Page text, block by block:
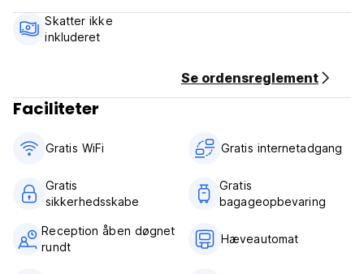
Skatter ikke
inkluderet
Se ordensreglement
Faciliteter
Gratis WiFi Gratis internetadgang
Gratis
sikkerhedsskabe
Gratis
bagageopbevaring
Reception åben døgnet
rundt
Hæveautomat